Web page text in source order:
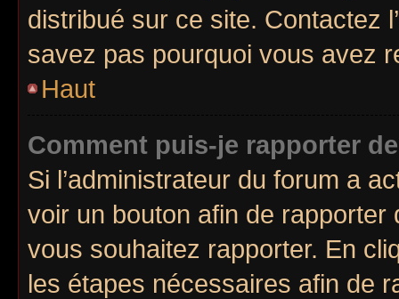
distribué sur ce site. Contactez
savez pas pourquoi vous avez
Haut
Comment puis-je rapporter
Si l’administrateur du forum a
voir un bouton afin de
vous souhaitez rapporter. En
les étapes nécessaires afin de